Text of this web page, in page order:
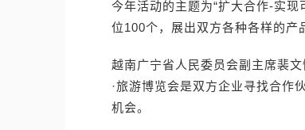
今年活动的主题为“扩大合作-实
位100个，展出双方各种各样的产
越南广宁省人民委员会副主席裴
·旅游博览会是双方企业寻找合作
机会。